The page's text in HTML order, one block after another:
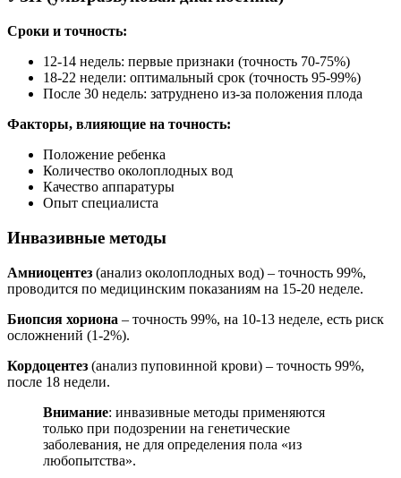
Сроки и точность:
12-14 недель: первые признаки (точность 70-75%)
18-22 недели: оптимальный срок (точность 95-99%)
После 30 недель: затруднено из-за положения плода
Факторы, влияющие на точность:
Положение ребенка
Количество околоплодных вод
Качество аппаратуры
Опыт специалиста
Инвазивные методы
Амниоцентез (анализ околоплодных вод) – точность 99%,
проводится по медицинским показаниям на 15-20 неделе.
Биопсия хориона – точность 99%, на 10-13 неделе, есть риск
осложнений (1-2%).
Кордоцентез (анализ пуповинной крови) – точность 99%,
после 18 недели.
Внимание: инвазивные методы применяются
только при подозрении на генетические
заболевания, не для определения пола «из
любопытства».